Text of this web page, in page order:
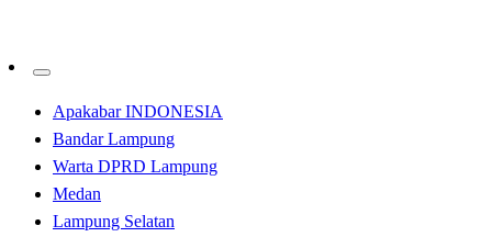
Apakabar INDONESIA
Bandar Lampung
Warta DPRD Lampung
Medan
Lampung Selatan